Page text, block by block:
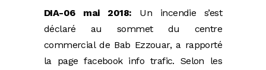
DIA-06 mai 2018: Un incendie s’est
déclaré au sommet du centre
commercial de Bab Ezzouar, a rapporté
la page facebook info trafic. Selon les